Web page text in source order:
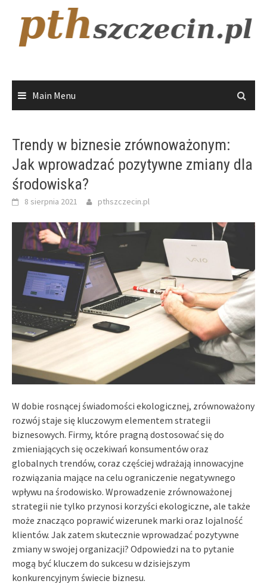
content
Main Menu
Trendy w biznesie zrównoważonym:
Jak wprowadzać pozytywne zmiany dla
środowiska?
8 sierpnia 2021 pthszczecin.pl
W dobie rosnącej świadomości ekologicznej, zrównoważony
rozwój staje się kluczowym elementem strategii
biznesowych. Firmy, które pragną dostosować się do
zmieniających się oczekiwań konsumentów oraz
globalnych trendów, coraz częściej wdrażają innowacyjne
rozwiązania mające na celu ograniczenie negatywnego
wpływu na środowisko. Wprowadzenie zrównoważonej
strategii nie tylko przynosi korzyści ekologiczne, ale także
może znacząco poprawić wizerunek marki oraz lojalność
klientów. Jak zatem skutecznie wprowadzać pozytywne
zmiany w swojej organizacji? Odpowiedzi na to pytanie
mogą być kluczem do sukcesu w dzisiejszym
konkurencyjnym świecie biznesu.